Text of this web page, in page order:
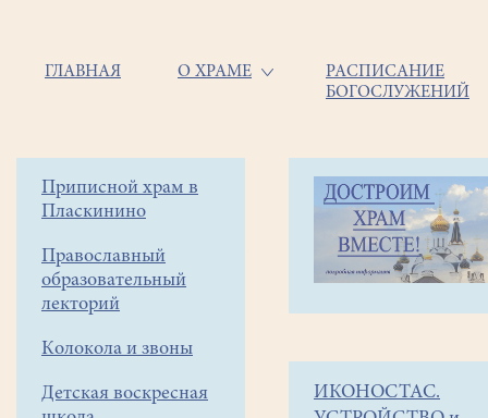
Основная
ГЛАВНАЯ О ХРАМЕ
РАСПИСАНИЕ
БОГОСЛУЖЕНИЙ
Боковое
меню
Приписной храм в
Пласкинино
Православный
образовательный
лекторий
Колокола и звоны
Детская воскресная
Строка
навигации
Объявления
Библии
можноИКОНОСТАС.